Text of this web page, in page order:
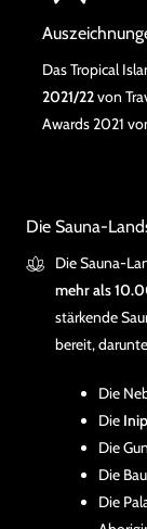
Das Tropical
2021/22von
Awards 2021
Die Sauna-
Die Sauna-
mehr als
stärkende
bereit,
Die
Die
Die
Die
Die